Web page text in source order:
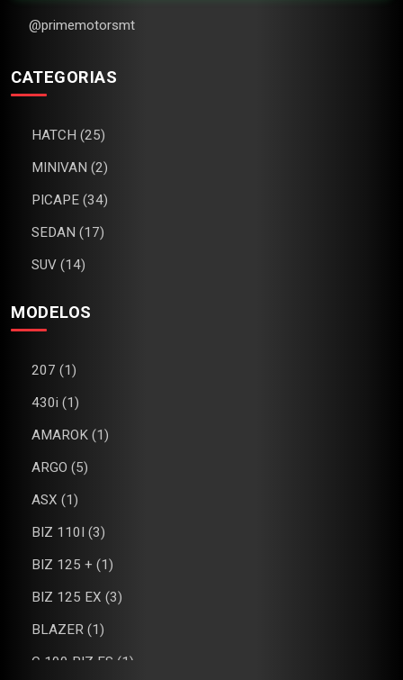
@primemotorsmt
CATEGORIAS
HATCH (25)
MINIVAN (2)
PICAPE (34)
SEDAN (17)
SUV (14)
MODELOS
207 (1)
430i (1)
AMAROK (1)
ARGO (5)
ASX (1)
BIZ 110I (3)
BIZ 125 + (1)
BIZ 125 EX (3)
BLAZER (1)
C 100 BIZ ES (1)